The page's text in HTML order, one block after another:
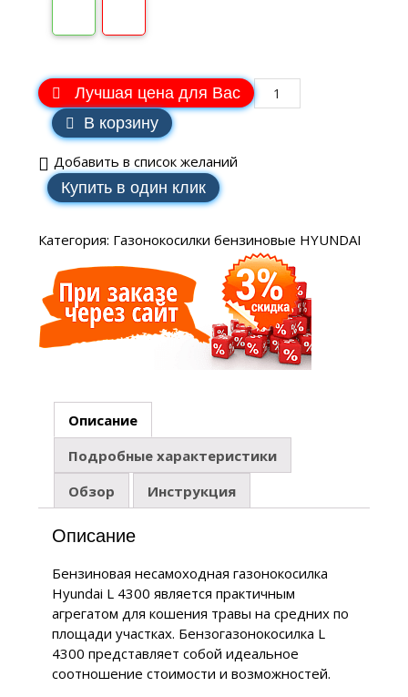
Лучшая цена для Вас
В корзину
Добавить в список желаний
Купить в один клик
Категория: Газонокосилки бензиновые HYUNDAI
Описание
Подробные характеристики
Обзор
Инструкция
Описание
Бензиновая несамоходная газонокосилка
Hyundai L 4300 является практичным
агрегатом для кошения травы на средних по
площади участках. Бензогазонокосилка L
4300 представляет собой идеальное
соотношение стоимости и возможностей.